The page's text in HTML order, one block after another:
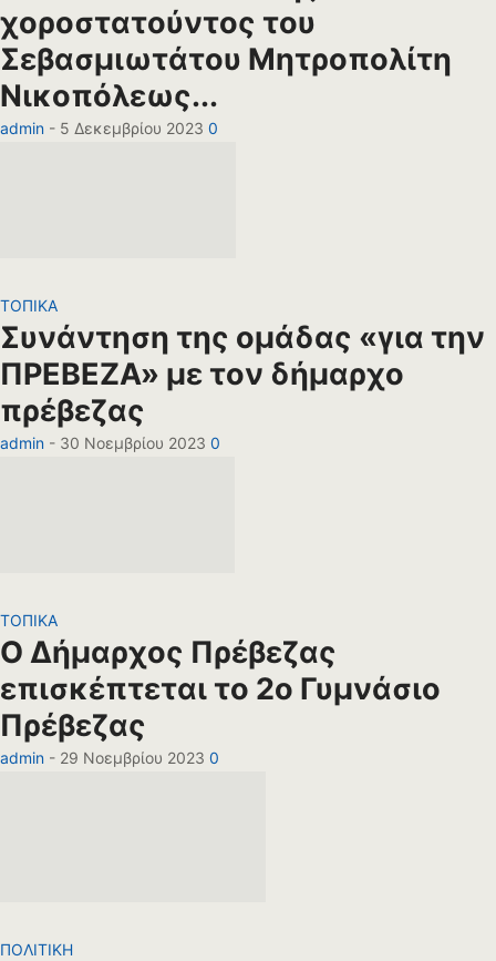
χοροστατούντος του
Σεβασμιωτάτου Μητροπολίτη
Νικοπόλεως...
admin - 5 Δεκεμβρίου 2023 0
ΤΟΠΙΚΑ
Συνάντηση της ομάδας «για την
ΠΡΕΒΕΖΑ» με τον δήμαρχο
πρέβεζας
admin - 30 Νοεμβρίου 2023 0
ΤΟΠΙΚΑ
Ο Δήμαρχος Πρέβεζας
επισκέπτεται το 2ο Γυμνάσιο
Πρέβεζας
admin - 29 Νοεμβρίου 2023 0
ΠΟΛΙΤΙΚΗ